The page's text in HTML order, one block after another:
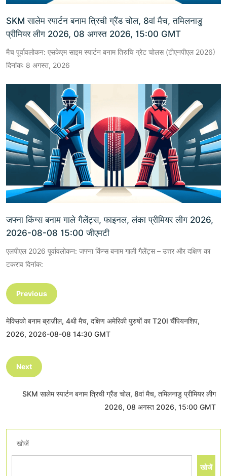
SKM सालेम स्पार्टन बनाम त्रिची ग्रैंड चोल, 8वां मैच, तमिलनाडु
प्रीमियर लीग 2026, 08 अगस्त 2026, 15:00 GMT
मैच पूर्वावलोकन: एसकेएम साइम स्पार्टन बनाम तिरुचि ग्रेट चोलस (टीएनपीएल 2026)
दिनांक: 8 अगस्त, 2026
जफ्ना किंग्स बनाम गाले गैलेंट्स, फाइनल, लंका प्रीमियर लीग 2026,
2026-08-08 15:00 जीएमटी
एलपीएल 2026 पूर्वावलोकन: जफ्ना किंग्स बनाम गाली गैलेंट्स – उत्तर और दक्षिण का
टकराव दिनांक:
Previous
मेक्सिको बनाम ब्राज़ील, 4थी मैच, दक्षिण अमेरिकी पुरुषों का T20I चैंपियनशिप,
2026, 2026-08-08 14:30 GMT
Next
SKM सालेम स्पार्टन बनाम त्रिची ग्रैंड चोल, 8वां मैच, तमिलनाडु प्रीमियर लीग
2026, 08 अगस्त 2026, 15:00 GMT
खोजें
खोजें